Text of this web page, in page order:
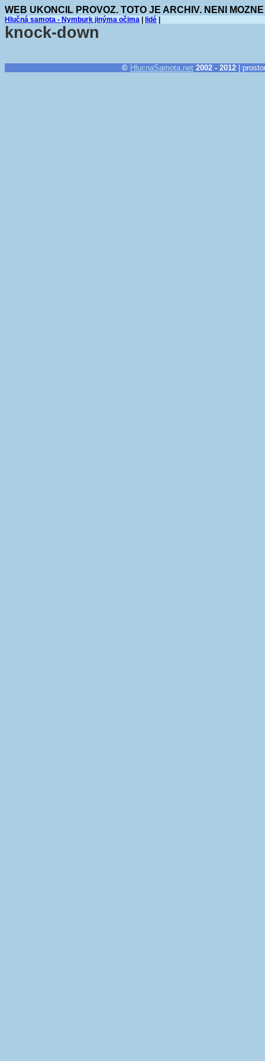
WEB UKONCIL PROVOZ. TOTO JE ARCHIV. NENI
Hlučná samota - Nymburk jinýma očima lidé
knock-down
© HlucnaSamota.net 2002 - 2012 |